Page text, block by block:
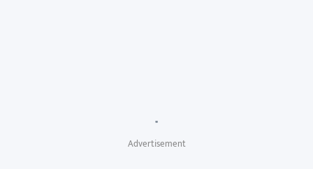
"
Advertisement